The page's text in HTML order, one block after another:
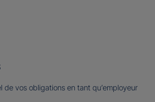
de vos obligations en tant qu’employeur